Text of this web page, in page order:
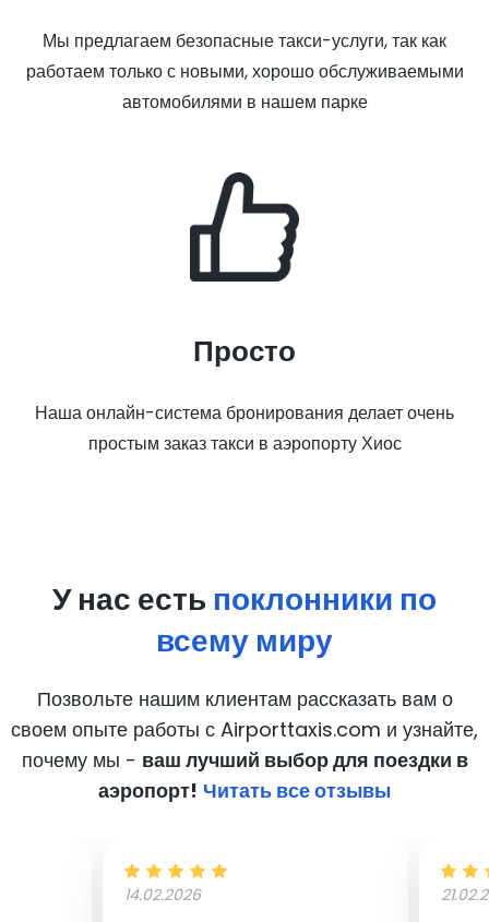
Мы предлагаем безопасные такси-услуги, так как
работаем только с новыми, хорошо обслуживаемыми
автомобилями в нашем парке
Просто
Наша онлайн-система бронирования делает очень
простым заказ такси в аэропорту Хиос
У нас есть поклонники по
всему миру
Позвольте нашим клиентам рассказать вам о
своем опыте работы с Airporttaxis.com и узнайте,
почему мы - ваш лучший выбор для поездки в
аэропорт! Читать все отзывы
14.02.2026